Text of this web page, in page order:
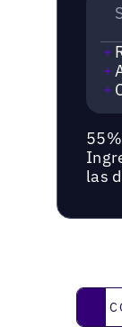
55%
las